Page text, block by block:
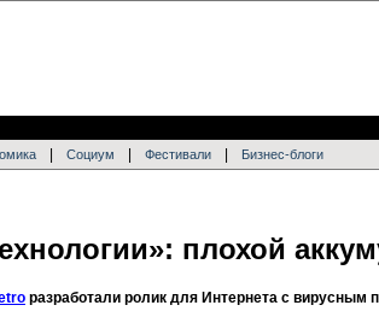
Социум Фестивали Бизнес-блоги
плохой
разработали ролик для Интернета с вирусным